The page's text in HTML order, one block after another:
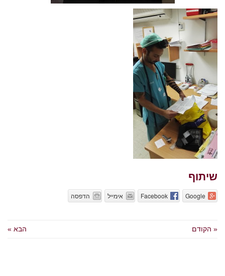
שיתוף
Google
Facebook אימייל הדפסה
« הקודם הבא »